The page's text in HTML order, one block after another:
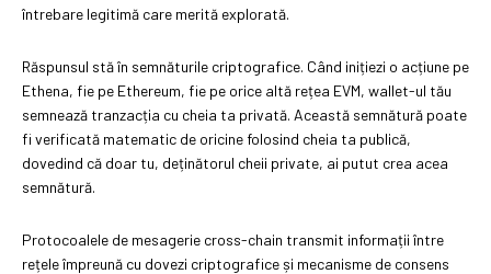
întrebare legitimă care merită explorată.
Răspunsul stă în semnăturile criptografice. Când inițiezi o acțiune pe
Ethena, fie pe Ethereum, fie pe orice altă rețea EVM, wallet-ul tău
semnează tranzacția cu cheia ta privată. Această semnătură poate
fi verificată matematic de oricine folosind cheia ta publică,
dovedind că doar tu, deținătorul cheii private, ai putut crea acea
semnătură.
Protocoalele de mesagerie cross-chain transmit informații între
rețele împreună cu dovezi criptografice și mecanisme de consens